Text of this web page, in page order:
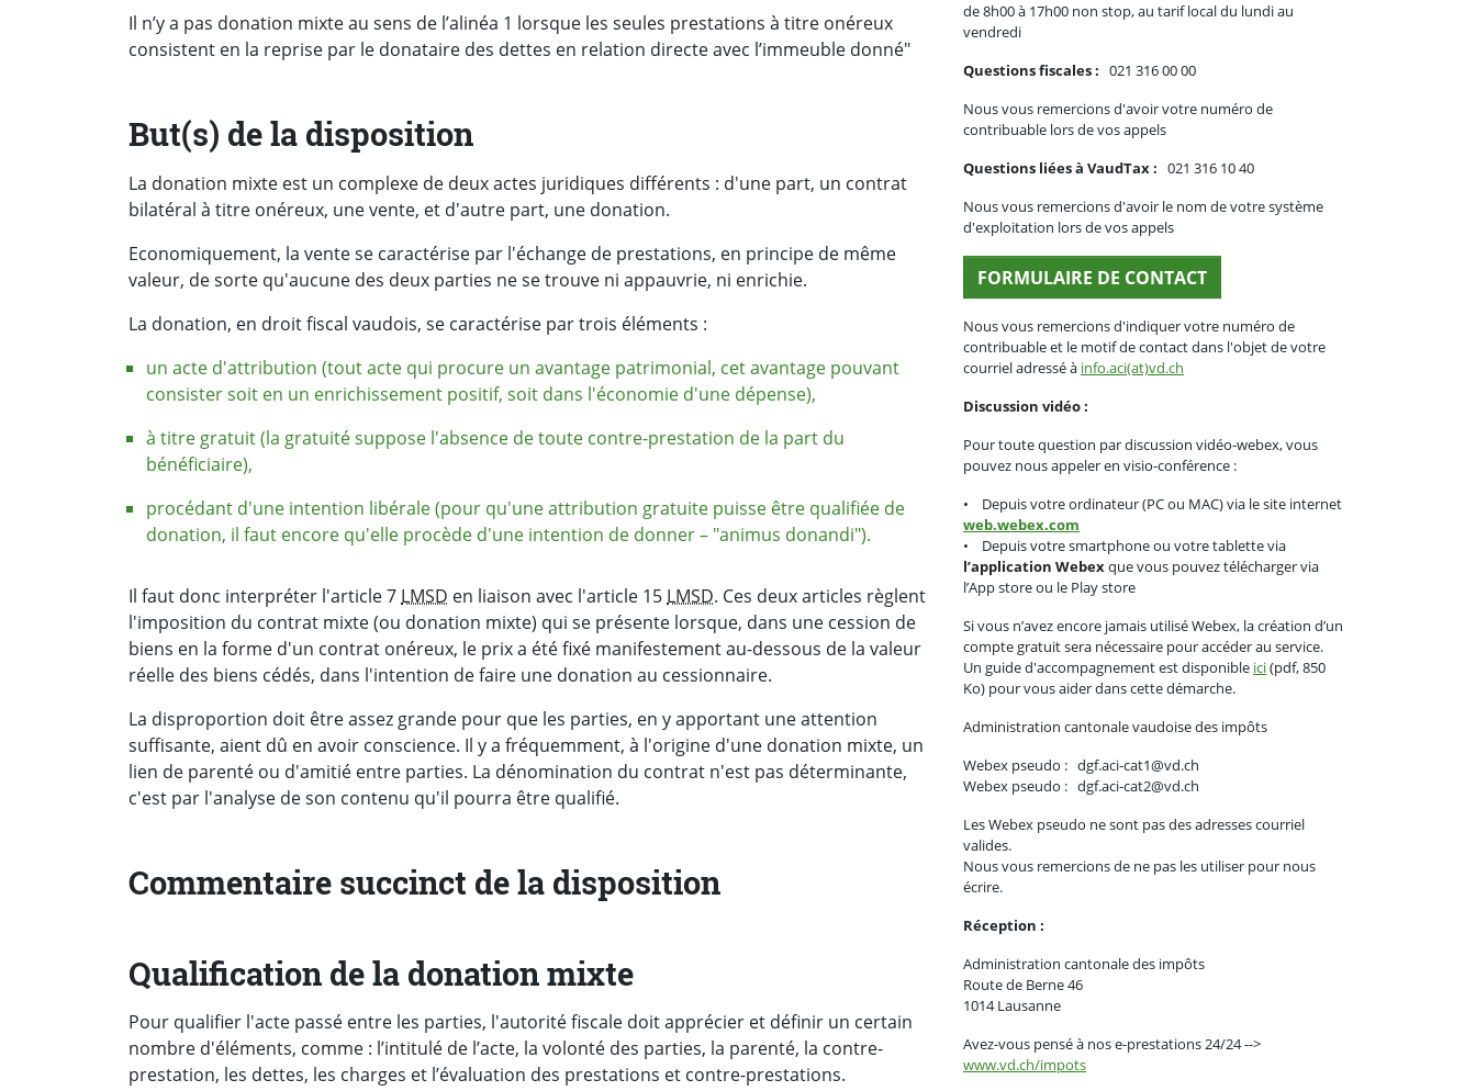
Il n’y a pas donation mixte au sens de l’alinéa 1 lorsque les seules prestations à titre onéreux
consistent en la reprise par le donataire des dettes en relation directe avec l’immeuble donné"
But(s) de la disposition
La donation mixte est un complexe de deux actes juridiques différents : d'une part, un contrat
bilatéral à titre onéreux, une vente, et d'autre part, une donation.
Economiquement, la vente se caractérise par l'échange de prestations, en principe de même
valeur, de sorte qu'aucune des deux parties ne se trouve ni appauvrie, ni enrichie.
La donation, en droit fiscal vaudois, se caractérise par trois éléments :
un acte d'attribution (tout acte qui procure un avantage patrimonial, cet avantage pouvant
consister soit en un enrichissement positif, soit dans l'économie d'une dépense),
à titre gratuit (la gratuité suppose l'absence de toute contre-prestation de la part du
bénéficiaire),
procédant d'une intention libérale (pour qu'une attribution gratuite puisse être qualifiée de
donation, il faut encore qu'elle procède d'une intention de donner – "animus donandi").
Il faut donc interpréter l'article 7 LMSD en liaison avec l'article 15 LMSD. Ces deux articles règlent
l'imposition du contrat mixte (ou donation mixte) qui se présente lorsque, dans une cession de
biens en la forme d'un contrat onéreux, le prix a été fixé manifestement au-dessous de la valeur
réelle des biens cédés, dans l'intention de faire une donation au cessionnaire.
La disproportion doit être assez grande pour que les parties, en y apportant une attention
suffisante, aient dû en avoir conscience. Il y a fréquemment, à l'origine d'une donation mixte, un
lien de parenté ou d'amitié entre parties. La dénomination du contrat n'est pas déterminante,
c'est par l'analyse de son contenu qu'il pourra être qualifié.
Commentaire succinct de la disposition
Qualification de la donation mixte
Pour qualifier l'acte passé entre les parties, l'autorité fiscale doit apprécier et définir un certain
nombre d'éléments, comme : l’intitulé de l’acte, la volonté des parties, la parenté, la contre-
prestation, les dettes, les charges et l’évaluation des prestations et contre-prestations.
de 8h00 à 17h00 non stop, au tarif local du lundi au
vendredi
Questions fiscales : 021 316 00 00
Nous vous remercions d'avoir votre numéro de
contribuable lors de vos appels
Questions liées à VaudTax : 021 316 10 40
Nous vous remercions d'avoir le nom de votre système
d'exploitation lors de vos appels
FORMULAIRE DE CONTACT
Nous vous remercions d'indiquer votre numéro de
contribuable et le motif de contact dans l'objet de votre
courriel adressé à info.aci(at)vd.ch
Discussion vidéo :
Pour toute question par discussion vidéo-webex, vous
pouvez nous appeler en visio-conférence :
• Depuis votre ordinateur (PC ou MAC) via le site internet
web.webex.com
• Depuis votre smartphone ou votre tablette via
l’application Webexque vous pouvez télécharger via
l’App store ou le Play store
Si vous n’avez encore jamais utilisé Webex, la création d’un
compte gratuit sera nécessaire pour accéder au service.
Un guide d'accompagnement est disponible ici(pdf, 850
Ko) pour vous aider dans cette démarche.
Administration cantonale vaudoise des impôts
Webex pseudo : dgf.aci-cat1@vd.ch
Webex pseudo : dgf.aci-cat2@vd.ch
Les Webex pseudo ne sont pas des adresses courriel
valides.
Nous vous remercions de ne pas les utiliser pour nous
écrire.
Réception :
Administration cantonale des impôts
Route de Berne 46
1014 Lausanne
Avez-vous pensé à nos e-prestations 24/24 -->
www.vd.ch/impots